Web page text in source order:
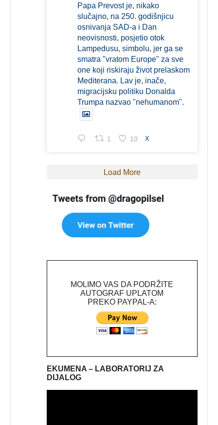
Papa Prevost je, nikako
slučajno, na 250. godišnjicu
osnivanja SAD-a i Dan
neovisnosti, posjetio otok
Lampedusu, simbolu, jer ga se
smatra "vratom Europe" za sve
one koji riskiraju život prelaskom
Mediterana. Lav je, inače,
migracijsku politiku Donalda
Trumpa nazvao "nehumanom".
1 10 X
Load More
MOLIMO VAS DA PODRŽITE
AUTOGRAF UPLATOM
PREKO PAYPAL-A:
EKUMENA – LABORATORIJ ZA
DIJALOG